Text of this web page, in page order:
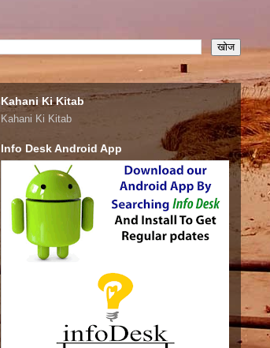
Kahani Ki Kitab
Kahani Ki Kitab
Info Desk Android App